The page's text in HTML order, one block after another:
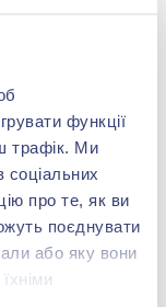
функції
трафік. Ми
про те, як ви
поєднувати
або яку вони